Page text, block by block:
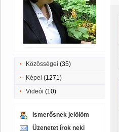
Közösségei (35)
Képei (1271)
Videói (10)
Ismerősnek jelölöm
Üzenetet írok neki